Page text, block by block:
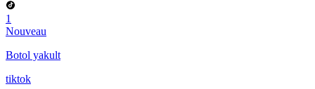
1
Nouveau
Botol yakult
tiktok